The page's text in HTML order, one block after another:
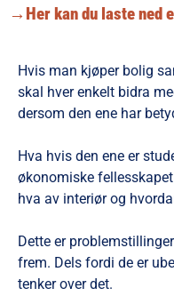
→Her kan du laste ned
Hvis man kjøper bolig
skal hver enkelt bidra
dersom den ene har
Hva hvis den ene er
økonomiske
hva av interiør og
Dette er
frem. Dels fordi de er
tenker over det.